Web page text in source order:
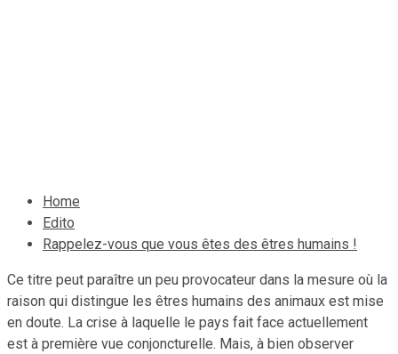
Home
Edito
Rappelez-vous que vous êtes des êtres humains !
Ce titre peut paraître un peu provocateur dans la mesure où la
raison qui distingue les êtres humains des animaux est mise
en doute. La crise à laquelle le pays fait face actuellement
est à première vue conjoncturelle. Mais, à bien observer